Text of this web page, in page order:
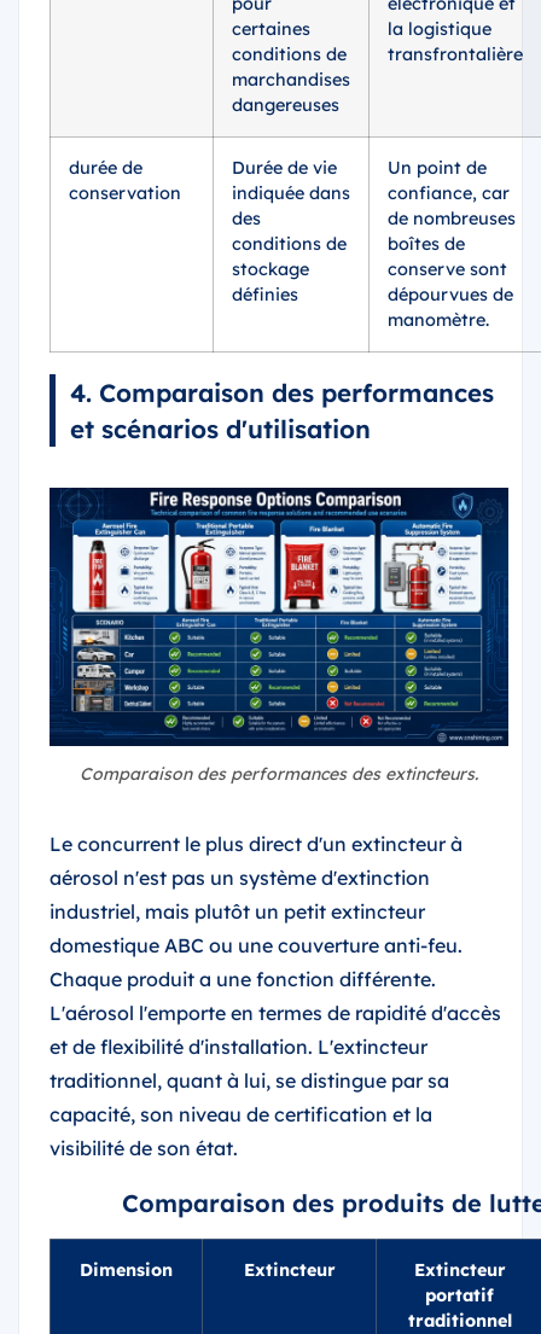
certaines
conditions de
marchandises
dangereuses
la logistique
transfrontalière
durée de
conservation
Durée de vie
indiquée dans
des
conditions de
stockage
définies
Un point de
confiance, car
de nombreuses
boîtes de
conserve sont
dépourvues de
manomètre.
4. Comparaison des performances
et scénarios d'utilisation
Comparaison des performances des extincteurs.
Le concurrent le plus direct d'un extincteur à
aérosol n'est pas un système d'extinction
industriel, mais plutôt un petit extincteur
domestique ABC ou une couverture anti-feu.
Chaque produit a une fonction différente.
L'aérosol l'emporte en termes de rapidité d'accès
et de flexibilité d'installation. L'extincteur
traditionnel, quant à lui, se distingue par sa
capacité, son niveau de certification et la
visibilité de son état.
Comparaison des produits de
Dimension Extincteur
Extincteur
portatif
traditionnel